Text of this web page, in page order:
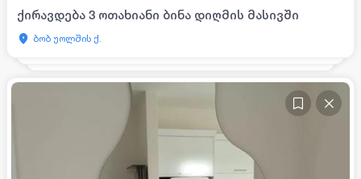
ქირავდება 3 ოთახიანი ბინა დიღმის მასივში
ბობ უოლშის ქ.